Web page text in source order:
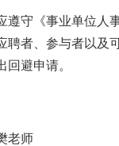
遵守《事业单位人
聘者、参与者以及
回避申请。
老师